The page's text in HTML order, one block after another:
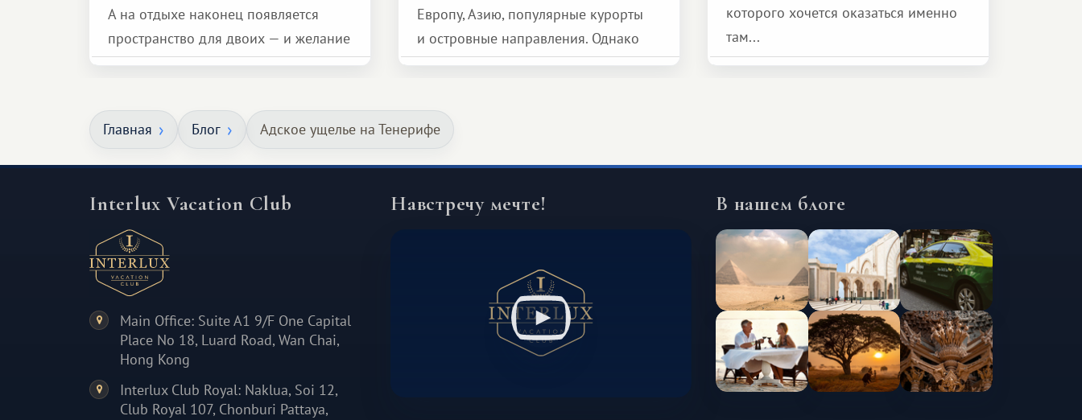
А на отдыхе наконец появляется
пространство для двоих — и желание
сделать для близкого человека что-то
масштабное, но тёплое
и запоминающееся :)
Европу, Азию, популярные курорты
и островные направления. Однако
возможности обменной системы
и Африка — континент, который
способен подарить совершенно иной
которого хочется оказаться именно
там...
Главная Блог Адское ущелье на Тенерифе
Interlux Vacation Club
Main Office: Suite A1 9/F One Capital
Place No 18, Luard Road, Wan Chai,
Hong Kong
Interlux Club Royal: Naklua, Soi 12,
Club Royal 107, Chonburi Pattaya,
Навстречу мечте! В нашем блоге